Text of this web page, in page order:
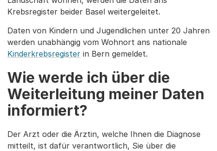
Krebsregister beider Basel weitergeleitet.
Daten von Kindern und Jugendlichen unter 20 Jahren
werden unabhängig vom Wohnort ans nationale
Kinderkrebsregister in Bern gemeldet.
Wie werde ich über die
Weiterleitung meiner Daten
informiert?
Der Arzt oder die Ärztin, welche Ihnen die Diagnose
mitteilt, ist dafür verantwortlich, Sie über die